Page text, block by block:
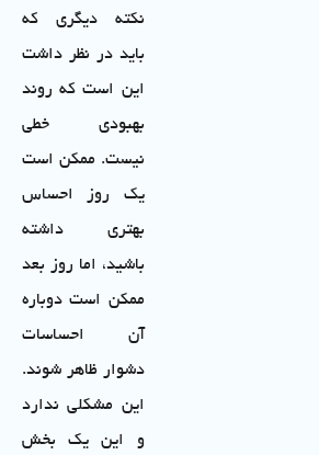
نکته دیگری که
باید در نظر داشت
این است که روند
بهبودی خطی
نیست. ممکن است
یک روز احساس
بهتری داشته
باشید، اما روز بعد
ممکن است دوباره
آن احساسات
دشوار ظاهر شوند.
این مشکلی ندارد
و این یک بخش